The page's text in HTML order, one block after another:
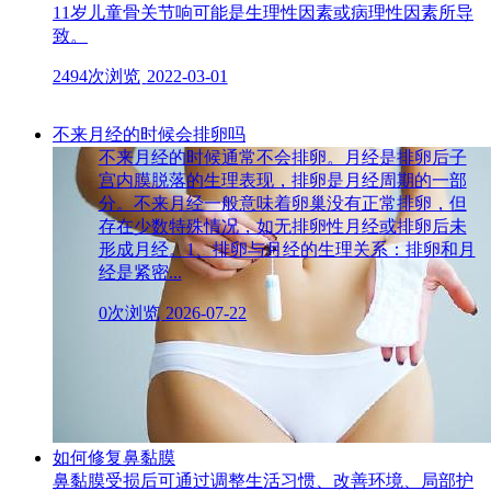
11岁儿童骨关节响可能是生理性因素或病理性因素所导
致。
2494次浏览 2022-03-01
不来月经的时候会排卵吗
不来月经的时候通常不会排卵。月经是排卵后子
宫内膜脱落的生理表现，排卵是月经周期的一部
分。不来月经一般意味着卵巢没有正常排卵，但
存在少数特殊情况，如无排卵性月经或排卵后未
形成月经。1、排卵与月经的生理关系：排卵和月
经是紧密...
0次浏览 2026-07-22
如何修复鼻黏膜
鼻黏膜受损后可通过调整生活习惯、改善环境、局部护